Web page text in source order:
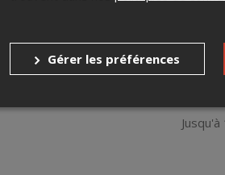
pour un fabuleux spécial avec des
Gérer les préférences